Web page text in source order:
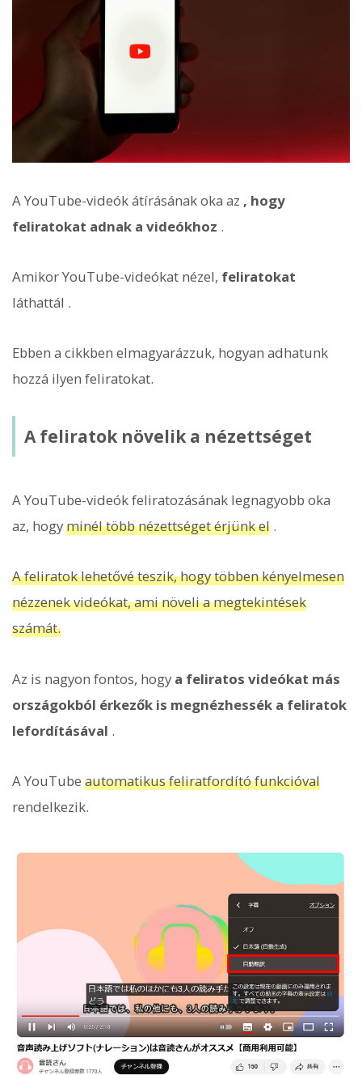
A YouTube-videók átírásának oka az , hogy
feliratokat adnak a videókhoz .
Amikor YouTube-videókat nézel, feliratokat
láthattál .
Ebben a cikkben elmagyarázzuk, hogyan adhatunk
hozzá ilyen feliratokat.
A feliratok növelik a nézettséget
A YouTube-videók feliratozásának legnagyobb oka
az, hogyminél több nézettséget érjünk el .
A feliratok lehetővé teszik, hogy többen kényelmesen
nézzenek videókat, ami növeli a megtekintések
számát.
Az is nagyon fontos, hogy a feliratos videókat más
országokból érkezők is megnézhessék a feliratok
lefordításával .
A YouTube automatikus feliratfordító funkcióval
rendelkezik.